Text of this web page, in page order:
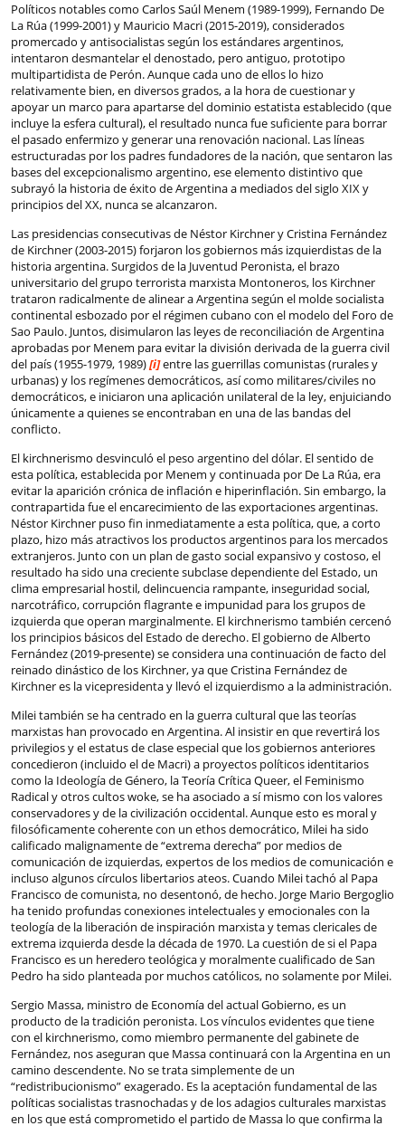
Políticos notables como Carlos Saúl Menem (1989-1999), Fernando De
La Rúa (1999-2001) y Mauricio Macri (2015-2019), considerados
promercado y antisocialistas según los estándares argentinos,
intentaron desmantelar el denostado, pero antiguo, prototipo
multipartidista de Perón. Aunque cada uno de ellos lo hizo
relativamente bien, en diversos grados, a la hora de cuestionar y
apoyar un marco para apartarse del dominio estatista establecido (que
incluye la esfera cultural), el resultado nunca fue suficiente para borrar
el pasado enfermizo y generar una renovación nacional. Las líneas
estructuradas por los padres fundadores de la nación, que sentaron las
bases del excepcionalismo argentino, ese elemento distintivo que
subrayó la historia de éxito de Argentina a mediados del siglo XIX y
principios del XX, nunca se alcanzaron.
Las presidencias consecutivas de Néstor Kirchner y Cristina Fernández
de Kirchner (2003-2015) forjaron los gobiernos más izquierdistas de la
historia argentina. Surgidos de la Juventud Peronista, el brazo
universitario del grupo terrorista marxista Montoneros, los Kirchner
trataron radicalmente de alinear a Argentina según el molde socialista
continental esbozado por el régimen cubano con el modelo del Foro de
Sao Paulo. Juntos, disimularon las leyes de reconciliación de Argentina
aprobadas por Menem para evitar la división derivada de la guerra civil
del país (1955-1979, 1989)[i]entre las guerrillas comunistas (rurales y
urbanas) y los regímenes democráticos, así como militares/civiles no
democráticos, e iniciaron una aplicación unilateral de la ley, enjuiciando
únicamente a quienes se encontraban en una de las bandas del
conflicto.
El kirchnerismo desvinculó el peso argentino del dólar. El sentido de
esta política, establecida por Menem y continuada por De La Rúa, era
evitar la aparición crónica de inflación e hiperinflación. Sin embargo, la
contrapartida fue el encarecimiento de las exportaciones argentinas.
Néstor Kirchner puso fin inmediatamente a esta política, que, a corto
plazo, hizo más atractivos los productos argentinos para los mercados
extranjeros. Junto con un plan de gasto social expansivo y costoso, el
resultado ha sido una creciente subclase dependiente del Estado, un
clima empresarial hostil, delincuencia rampante, inseguridad social,
narcotráfico, corrupción flagrante e impunidad para los grupos de
izquierda que operan marginalmente. El kirchnerismo también cercenó
los principios básicos del Estado de derecho. El gobierno de Alberto
Fernández (2019-presente) se considera una continuación de facto del
reinado dinástico de los Kirchner, ya que Cristina Fernández de
Kirchner es la vicepresidenta y llevó el izquierdismo a la administración.
Milei también se ha centrado en la guerra cultural que las teorías
marxistas han provocado en Argentina. Al insistir en que revertirá los
privilegios y el estatus de clase especial que los gobiernos anteriores
concedieron (incluido el de Macri) a proyectos políticos identitarios
como la Ideología de Género, la Teoría Crítica Queer, el Feminismo
Radical y otros cultos woke, se ha asociado a sí mismo con los valores
conservadores y de la civilización occidental. Aunque esto es moral y
filosóficamente coherente con un ethos democrático, Milei ha sido
calificado malignamente de “extrema derecha” por medios de
comunicación de izquierdas, expertos de los medios de comunicación e
incluso algunos círculos libertarios ateos. Cuando Milei tachó al Papa
Francisco de comunista, no desentonó, de hecho. Jorge Mario Bergoglio
ha tenido profundas conexiones intelectuales y emocionales con la
teología de la liberación de inspiración marxista y temas clericales de
extrema izquierda desde la década de 1970. La cuestión de si el Papa
Francisco es un heredero teológica y moralmente cualificado de San
Pedro ha sido planteada por muchos católicos, no solamente por Milei.
Sergio Massa, ministro de Economía del actual Gobierno, es un
producto de la tradición peronista. Los vínculos evidentes que tiene
con el kirchnerismo, como miembro permanente del gabinete de
Fernández, nos aseguran que Massa continuará con la Argentina en un
camino descendente. No se trata simplemente de un
“redistribucionismo” exagerado. Es la aceptación fundamental de las
políticas socialistas trasnochadas y de los adagios culturales marxistas
en los que está comprometido el partido de Massa lo que confirma la